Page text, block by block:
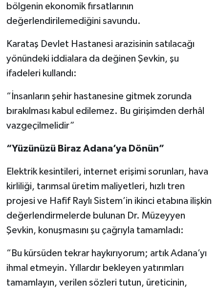
bölgenin ekonomik fırsatlarının
değerlendirilemediğini savundu.
Karataş Devlet Hastanesi arazisinin satılacağı
yönündeki iddialara da değinen Şevkin, şu
ifadeleri kullandı:
“İnsanların şehir hastanesine gitmek zorunda
bırakılması kabul edilemez. Bu girişimden derhâl
vazgeçilmelidir”
“Yüzünüzü Biraz Adana’ya Dönün”
Elektrik kesintileri, internet erişimi sorunları, hava
kirliliği, tarımsal üretim maliyetleri, hızlı tren
projesi ve Hafif Raylı Sistem’in ikinci etabına ilişkin
değerlendirmelerde bulunan Dr. Müzeyyen
Şevkin, konuşmasını şu çağrıyla tamamladı:
“Bu kürsüden tekrar haykırıyorum; artık Adana’yı
ihmal etmeyin. Yıllardır bekleyen yatırımları
tamamlayın, verilen sözleri tutun, üreticinin,